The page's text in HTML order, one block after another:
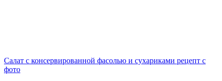
Салат с консервированной фасолью и сухариками рецепт с
фото